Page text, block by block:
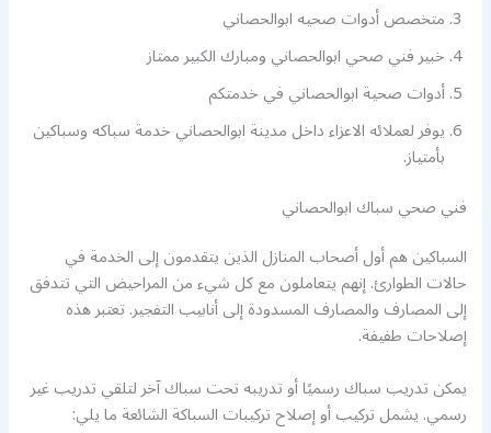
متخصص أدوات صحيه ابوالحصاني
خبير فني صحي ابوالحصاني ومبارك الكبير ممتاز
أدوات صحية ابوالحصاني في خدمتكم
يوفر لعملائه الاعزاء داخل مدينة ابوالحصاني خدمة سباكه وسباكين
بأمتياز.
فني صحي سباك ابوالحصاني
السباكين هم أول أصحاب المنازل الذين يتقدمون إلى الخدمة في
حالات الطوارئ. إنهم يتعاملون مع كل شيء من المراحيض التي تتدفق
إلى المصارف والمصارف المسدودة إلى أنابيب التفجير. تعتبر هذه
إصلاحات طفيفة.
يمكن تدريب سباك رسميًا أو تدريبه تحت سباك آخر لتلقي تدريب غير
رسمي. يشمل تركيب أو إصلاح تركيبات السباكة الشائعة ما يلي: